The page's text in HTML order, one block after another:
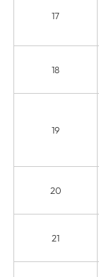
17
18
19
20
21